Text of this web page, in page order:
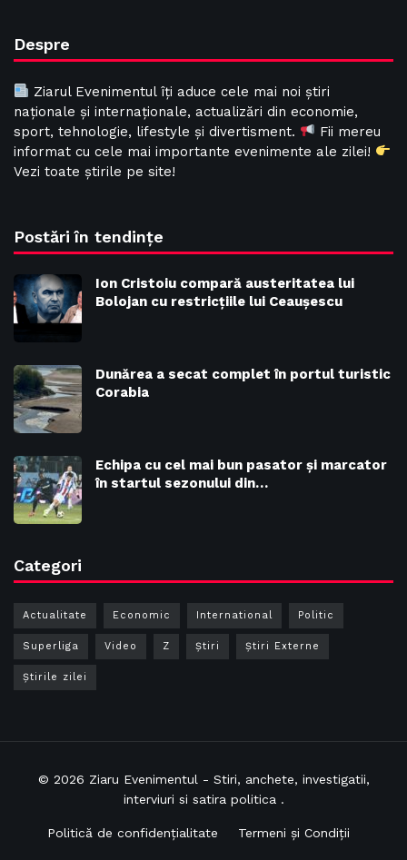
Despre
Ziarul Evenimentul îți aduce cele mai noi știri
naționale și internaționale, actualizări din economie,
sport, tehnologie, lifestyle și divertisment.
Fii mereu
informat cu cele mai importante evenimente ale zilei!
Vezi toate știrile pe site!
Postări în tendințe
Ion Cristoiu compară austeritatea lui
Bolojan cu restricțiile lui Ceaușescu
Dunărea a secat complet în portul turistic
Corabia
Echipa cu cel mai bun pasator și marcator
în startul sezonului din…
Categori
Actualitate Economic International Politic
Superliga Video Z Ştiri Știri Externe
Știrile zilei
© 2026 Ziaru Evenimentul - Stiri, anchete, investigatii,
interviuri si satira politica .
Politică de confidențialitate Termeni și Condiții